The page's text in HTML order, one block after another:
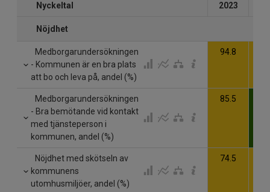
Nyckeltal 2023
Nöjdhet
Medborgarundersökningen
- Kommunen är en bra plats
att bo och leva på, andel (%)
94.8
Medborgarundersökningen
- Bra bemötande vid kontakt
med tjänsteperson i
kommunen, andel (%)
85.5
Nöjdhet med skötseln av
kommunens
utomhusmiljöer, andel (%)
74.5